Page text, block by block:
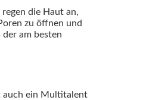
die Haut an,
zu öffnen und
am besten
auch ein Multitalent